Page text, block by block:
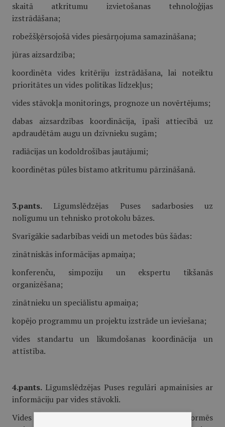
skaitā atkritumu izvietošanas tehnoloģijas
izstrādāšana;
robežšķērsojošā vides piesārņojuma samazināšana;
jūras aizsardzība;
koordinēta vides kritēriju izstrādāšana, lai noteiktu
prioritātes un vides politikas līdzekļus;
vides stāvokļa monitorings, prognoze un novērtējums;
dabas aizsardzības koordinācija, īpaši attiecībā uz
apdraudētām augu un dzīvnieku sugām;
radiācijas un kodoldrošības jautājumi;
koordinētas pūles bīstamo atkritumu pārzināšanā.
3.pants. Līgumslēdzējas Puses sadarbosies uz
nolīgumu un tehnisko protokolu bāzes.
Svarīgākie sadarbības veidi un metodes būs šādas:
zinātniskās informācijas apmaiņa;
konferenču, simpoziju un ekspertu tikšanās
organizēšana;
zinātnieku un speciālistu apmaiņa;
kopējo programmu un projektu izstrāde un ieviešana;
vides standartu un likumdošanas koordinācija un
attīstība.
4.pants. Līgumslēdzējas Puses regulāri apmainīsies ar
informāciju par vides stāvokli.
Vides avāriju gadījumos Līgumslēdzējas Puses informēs